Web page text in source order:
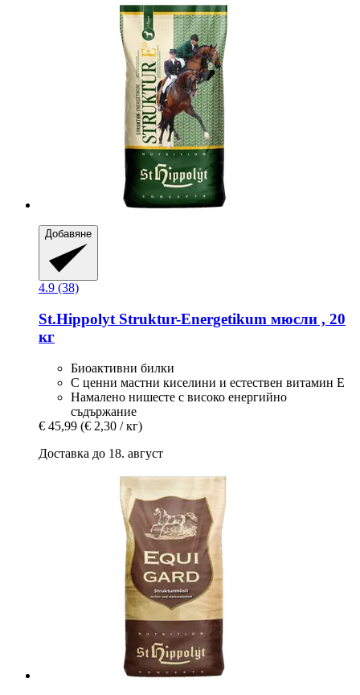
Добавяне
4.9 (38)
St.Hippolyt Struktur-​Energetikum мюсли , 20
кг
Биоактивни билки
С ценни мастни киселини и естествен витамин Е
Намалено нишесте с високо енергийно
съдържание
€ 45,99 (€ 2,30 / кг)
Доставка до 18. август